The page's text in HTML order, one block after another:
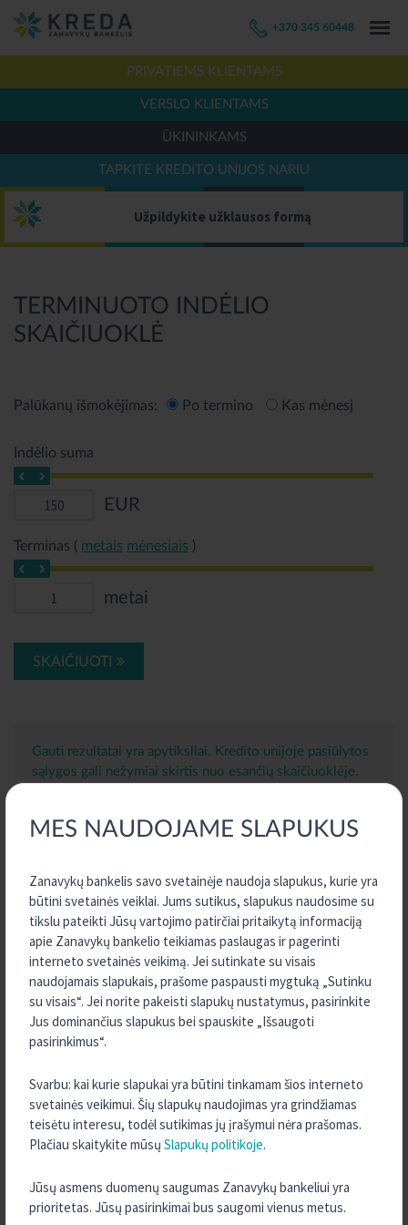
MES NAUDOJAME SLAPUKUS
Zanavykų bankelis savo svetainėje naudoja slapukus, kurie yra
būtini svetainės veiklai. Jums sutikus, slapukus naudosime su
tikslu pateikti Jūsų vartojimo patirčiai pritaikytą informaciją
apie Zanavykų bankelio teikiamas paslaugas ir pagerinti
interneto svetainės veikimą. Jei sutinkate su visais
naudojamais slapukais, prašome paspausti mygtuką „Sutinku
su visais“. Jei norite pakeisti slapukų nustatymus, pasirinkite
Jus dominančius slapukus bei spauskite „Išsaugoti
pasirinkimus“.
Svarbu: kai kurie slapukai yra būtini tinkamam šios interneto
svetainės veikimui. Šių slapukų naudojimas yra grindžiamas
teisėtu interesu, todėl sutikimas jų įrašymui nėra prašomas.
Plačiau skaitykite mūsų Slapukų politikoje.
Jūsų asmens duomenų saugumas Zanavykų bankeliui yra
prioritetas. Jūsų pasirinkimai bus saugomi vienus metus.
+370 345 60448
PRIVATIEMS KLIENTAMS
VERSLO KLIENTAMS
ŪKININKAMS
TAPKITE KREDITO UNIJOS NARIU
Užpildykite užklausos formą
TERMINUOTO INDĖLIO
SKAIČIUOKLĖ
Palūkanų išmokėjimas: Po termino Kas mėnesį
Indėlio suma
EUR
Terminas ( metais mėnesiais )
metai
SKAIČIUOTI
Gauti rezultatai yra apytiksliai. Kredito unijoje pasiūlytos
sąlygos gali nežymiai skirtis nuo esančių skaičiuoklėje.
SUSISIEKITE SU MUMIS
KONTAKTAI
Zanavykų bankelis
Paskolų ir indėlių skaičiuoklės
Dokumentų formos